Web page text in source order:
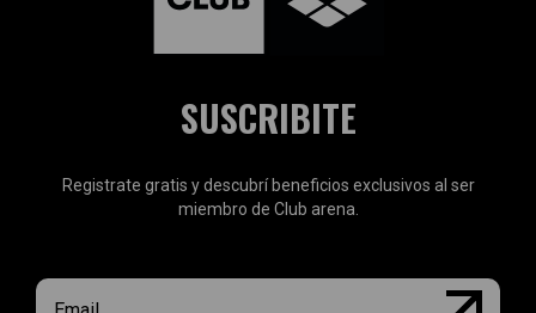
SUSCRIBITE
Registrate gratis y descubrí beneficios exclusivos al ser
miembro de Club arena.